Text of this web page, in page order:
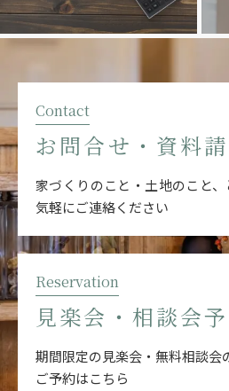
Contact
お問合せ・資料
家づくりのこと・土地のこと
気軽にご連絡ください
Reservation
見楽会・相談会
期間限定の見楽会・無料相談会
ご予約はこちら